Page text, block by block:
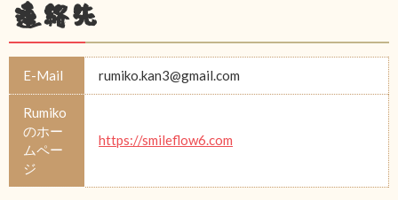
連絡先
E-Mail rumiko.kan3@gmail.com
Rumiko
のホー
ムペー
ジ
https://smileflow6.com